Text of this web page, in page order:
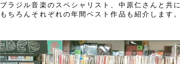
ブラジル音楽のスペシャリスト、中原仁さんと共
もちろんそれぞれの年間ベスト作品も紹介します。